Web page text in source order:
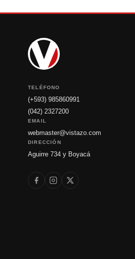
TELÉFONO
(+593) 985860991
(042) 2327200
EMAIL
webmaster@vistazo.com
DIRECCIÓN
Aguirre 734 y Boyacá